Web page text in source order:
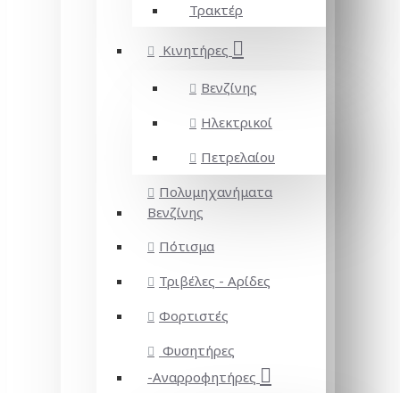
Τρακτέρ
Κινητήρες
Βενζίνης
Ηλεκτρικοί
Πετρελαίου
Πολυμηχανήματα
Βενζίνης
Πότισμα
Τριβέλες - Αρίδες
Φορτιστές
Φυσητήρες
-Αναρροφητήρες